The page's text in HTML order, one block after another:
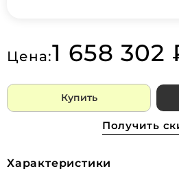
Цена:1 658 302
Купить
Получить
Характеристики